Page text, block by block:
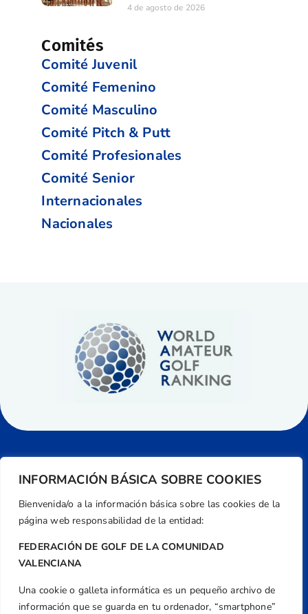
INFORMACIÓN BÁSICA SOBRE COOKIES
Bienvenida/o a la información básica sobre las cookies de la
página web responsabilidad de la entidad:
FEDERACIÓN DE GOLF DE LA COMUNIDAD
VALENCIANA
Una cookie o galleta informática es un pequeño archivo de
información que se guarda en tu ordenador, “smartphone”
4 de agosto de 2026
Comités
Comité Juvenil
Comité Femenino
Comité Masculino
Comité Pitch & Putt
Comité Profesionales
Comité Senior
Internacionales
Nacionales
Dirección